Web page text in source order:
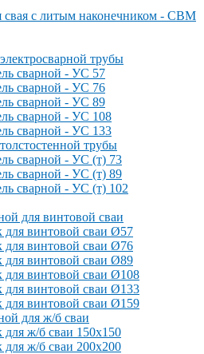
свая с литым наконечником - СВМ
трубы
сварной - УС 57
сварной - УС 76
сварной - УС 89
сварной - УС 108
сварной - УС 133
трубы
сварной - УС (т) 73
сварной - УС (т) 89
сварной - УС (т) 102
для винтовой сваи
для винтовой сваи Ø57
для винтовой сваи Ø76
для винтовой сваи Ø89
для винтовой сваи Ø108
для винтовой сваи Ø133
для винтовой сваи Ø159
для ж/б сваи
для ж/б сваи 150x150
для ж/б сваи 200x200